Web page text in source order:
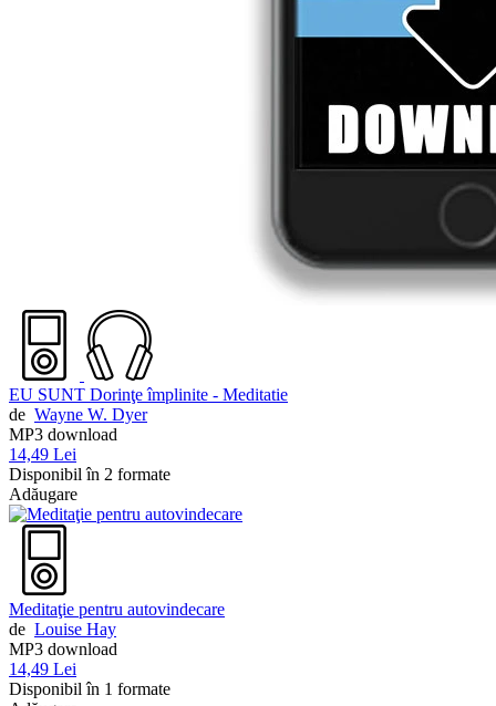
EU SUNT Dorinţe împlinite - Meditatie
de Wayne W. Dyer
MP3 download
14,49 Lei
Disponibil în 2 formate
Adăugare
Meditaţie pentru autovindecare
de Louise Hay
MP3 download
14,49 Lei
Disponibil în 1 formate